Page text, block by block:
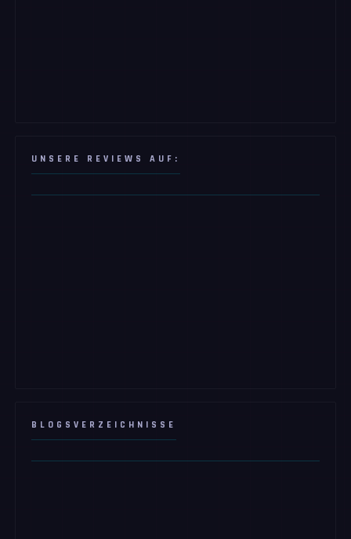
UNSERE REVIEWS AUF:
BLOGSVERZEICHNISSE